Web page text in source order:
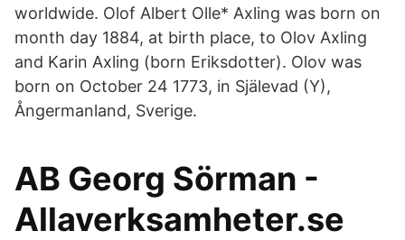
worldwide. Olof Albert Olle* Axling was born on
month day 1884, at birth place, to Olov Axling
and Karin Axling (born Eriksdotter). Olov was
born on October 24 1773, in Själevad (Y),
Ångermanland, Sverige.
AB Georg Sörman -
Allaverksamheter.se